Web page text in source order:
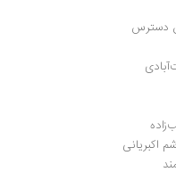
دسترس
اکبریانی